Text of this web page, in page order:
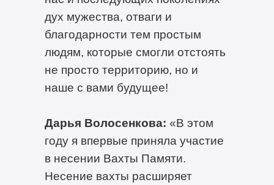
дух мужества, отваги и
благодарности тем простым
людям, которые смогли отстоять
не просто территорию, но и
наше с вами будущее!
Дарья Волосенкова: «В этом
году я впервые приняла участие
в несении Вахты Памяти.
Несение вахты расширяет